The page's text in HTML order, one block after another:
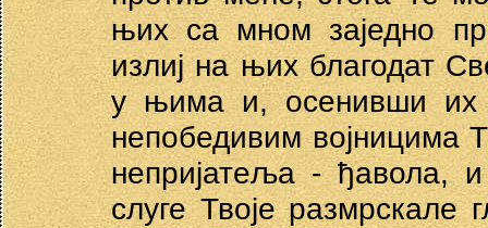
њих са мном заједно
излиј на њих благодат
у њима и, осенивши их
непобедивим војницима
непријатеља - ђавола,
слуге Твоје